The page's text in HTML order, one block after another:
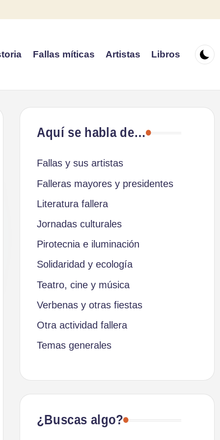
Fallas míticas Artistas Libros
Aquí se habla de…
Fallas y sus artistas
Falleras mayores y presidentes
Literatura fallera
Jornadas culturales
Pirotecnia e iluminación
Solidaridad y ecología
Teatro, cine y música
Verbenas y otras fiestas
Otra actividad fallera
Temas generales
¿Buscas algo?